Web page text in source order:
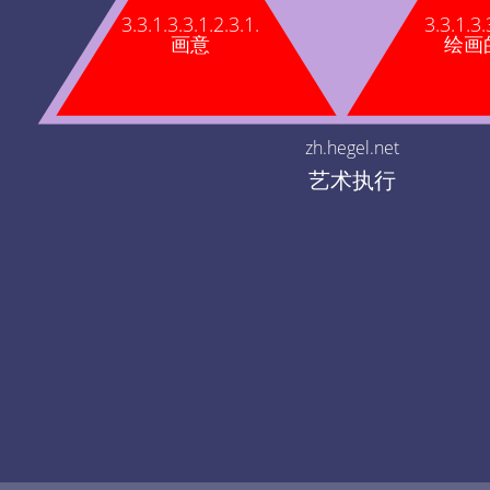
3.3.1.3.3.1.2.3.1.
画意 绘画
zh.hegel.net
艺术执行